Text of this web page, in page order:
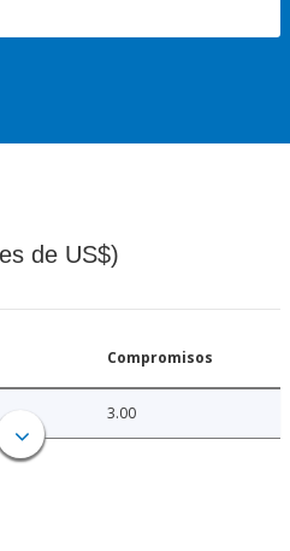
de US$)
Compromisos
3.00